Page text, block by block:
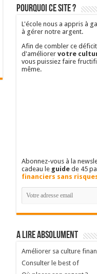
Pourquoi ce site ?
L'école nous a appris à
à gérer notre argent.
Afin de combler ce
d'améliorer votre
vous puissiez faire
même.
Abonnez-vous à la
cadeau le guidede 45
financiers sans
A lire absolument
Améliorer sa culture
Consulter le best of